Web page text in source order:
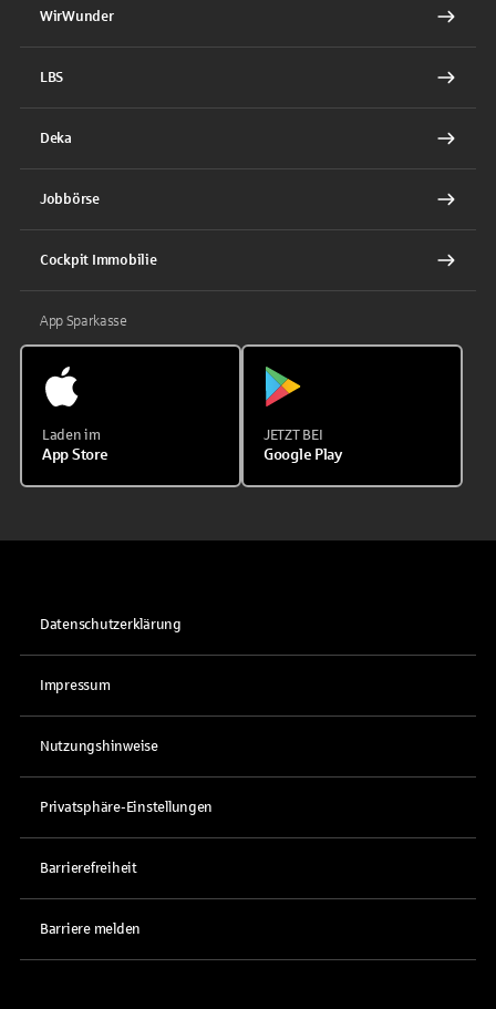
WirWunder
LBS
Deka
Jobbörse
Cockpit Immobilie
App Sparkasse
Laden im
App Store
JETZT BEI
Google Play
Datenschutzerklärung
Impressum
Nutzungshinweise
Privatsphäre-Einstellungen
Barrierefreiheit
Barriere melden